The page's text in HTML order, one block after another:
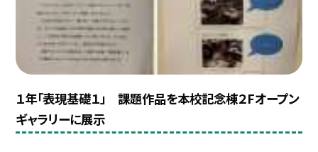
１年「表現基礎１」 課題作品を本校記念棟２Fオープン
ギャラリーに展示